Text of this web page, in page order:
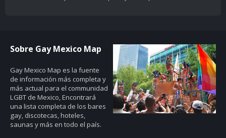
Sobre Gay Mexico Map
Gay Mexico Map es la fuente
de información más completa y
más actual para el communidad
LGBT de Mexico, Encontrará
una lista completa de los bares
gay, discotecas, hoteles,
saunas y más en todo el país.